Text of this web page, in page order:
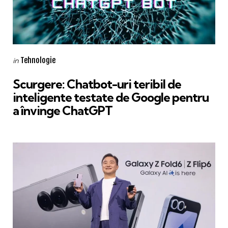
Categories
Posted
in Tehnologie
Scurgere: Chatbot-uri teribil de
inteligente testate de Google pentru
a învinge ChatGPT